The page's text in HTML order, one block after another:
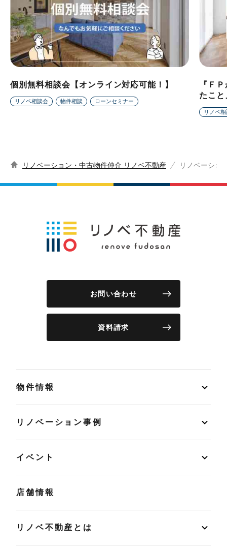
個別無料相談会【オンライン対応可能！】
リノベ相談会 物件相談 ローンセミナー
『Ｆ
たこ
リノベ
リノベーション・中古物件仲介 リノベ不動産 リノベーショ
お問い合わせ
資料請求
物件情報
リノベーション事例
イベント
店舗情報
リノベ不動産とは